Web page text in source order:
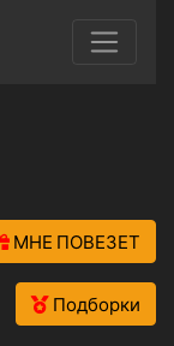
МНЕ ПОВЕЗЕТ
Подборки